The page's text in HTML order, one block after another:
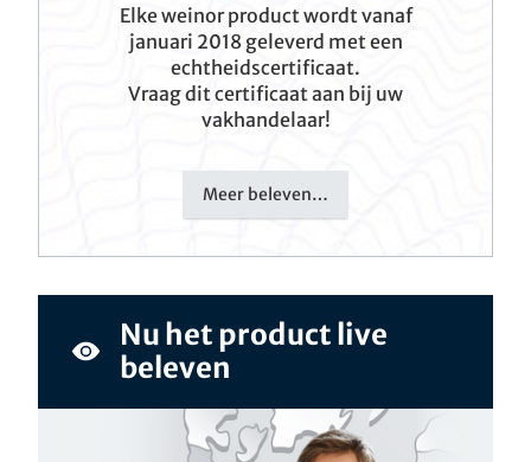
Elke weinor product wordt vanaf
januari 2018 geleverd met een
echtheidscertificaat.
Vraag dit certificaat aan bij uw
vakhandelaar!
Meer beleven…
Nu het product live
beleven